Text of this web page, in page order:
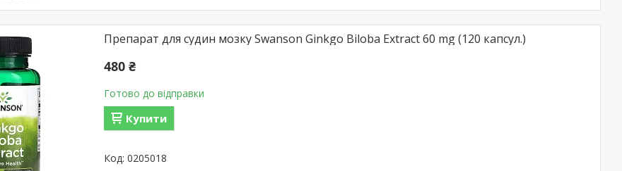
Препарат для судин мозку Swanson Ginkgo Biloba Extract 60 mg (120 капсул.)
480 ₴
Готово до відправки
Купити
0205018